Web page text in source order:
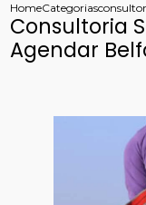
HomeCategorias
Consultoria
Agendar